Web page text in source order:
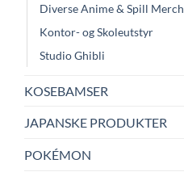
Diverse Anime & Spill Merch
Kontor- og Skoleutstyr
Studio Ghibli
KOSEBAMSER
JAPANSKE PRODUKTER
POKÉMON